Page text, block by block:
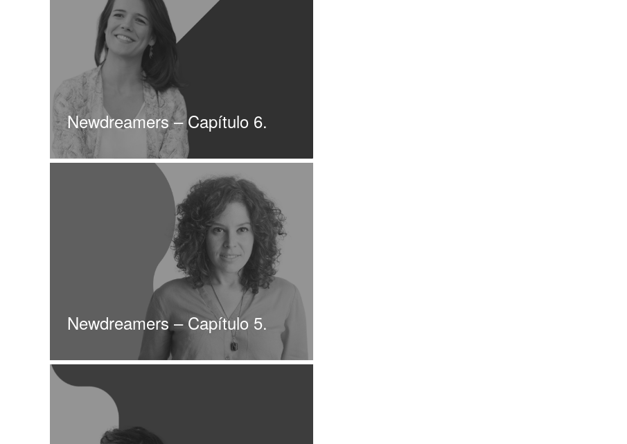
Newdreamers – Capítulo 6.
Newdreamers – Capítulo 5.